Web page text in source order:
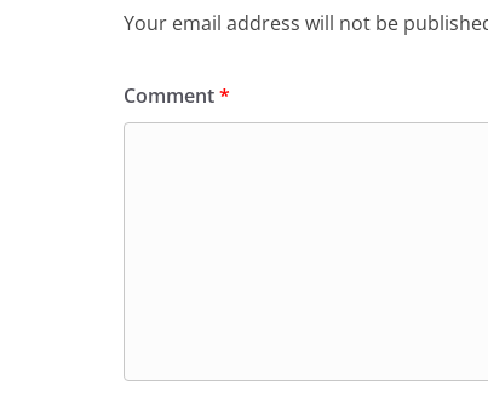
Your email address will not be
Comment*